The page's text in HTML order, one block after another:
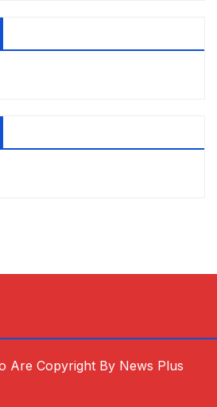
Are Copyright By News Plus